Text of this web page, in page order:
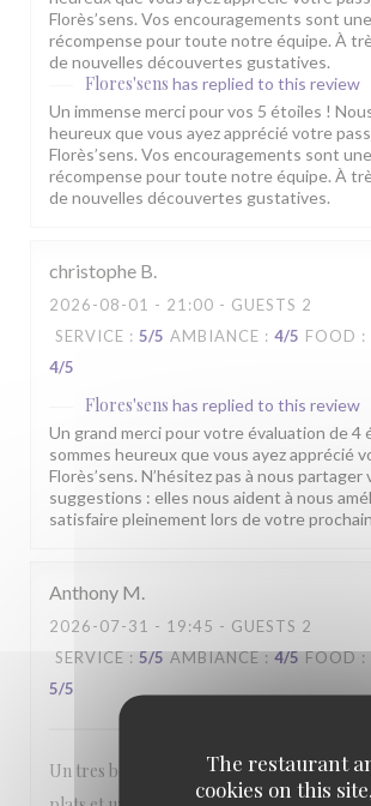
The restaurant
cookies on this
Florès’sens. Vos encouragements sont
récompense pour toute notre équipe. À
de nouvelles découvertes gustatives.
Flores'sens has replied to this review
Un immense merci pour vos 5 étoiles !
heureux que vous ayez apprécié votre
Florès’sens. Vos encouragements sont
récompense pour toute notre équipe. À
de nouvelles découvertes gustatives.
christophe B
2026-08-01 - 21:00 - GUESTS 2
SERVICE : 5/5 AMBIANCE : 4/5 FOOD :
4/5
Flores'sens has replied to this review
Un grand merci pour votre évaluation de 4
sommes heureux que vous ayez apprécié
Florès’sens. N’hésitez pas à nous partager
suggestions : elles nous aident à nous
satisfaire pleinement lors de votre
Anthony M
2026-07-31 - 19:45 - GUESTS 2
SERVICE: 5/5 AMBIANCE: 4/5 FOOD:
5/5
Un tres bon rapport qualité prix. Belle